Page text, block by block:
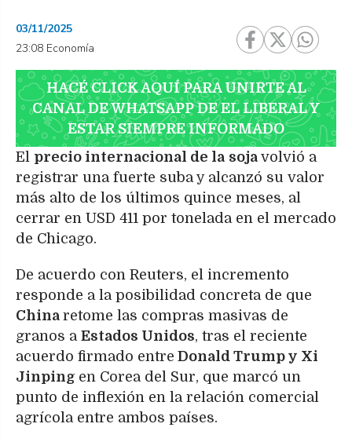
03/11/2025
23:08 Economía
HACÉ CLICK AQUÍ PARA UNIRTE AL
CANAL DE WHATSAPP DE EL LIBERAL Y
ESTAR SIEMPRE INFORMADO
El precio internacional de la soja volvió a
registrar una fuerte suba y alcanzó su valor
más alto de los últimos quince meses, al
cerrar en USD 411 por tonelada en el mercado
de Chicago.
De acuerdo con Reuters, el incremento
responde a la posibilidad concreta de que
China retome las compras masivas de
granos a Estados Unidos, tras el reciente
acuerdo firmado entre Donald Trump y Xi
Jinping en Corea del Sur, que marcó un
punto de inflexión en la relación comercial
agrícola entre ambos países.